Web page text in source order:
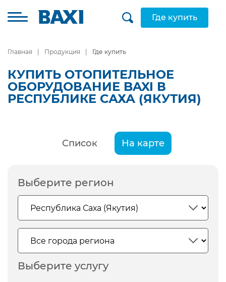
Где купить
Главная Продукция Где купить
КУПИТЬ ОТОПИТЕЛЬНОЕ
ОБОРУДОВАНИЕ BAXI В
РЕСПУБЛИКЕ САХА (ЯКУТИЯ)
Список На карте
Выберите регион
Выберите услугу